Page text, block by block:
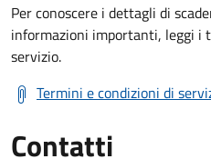
Per conoscere i dettagli di
informazioni importanti, leggi i
servizio.
Termini e condizioni di
Contatti